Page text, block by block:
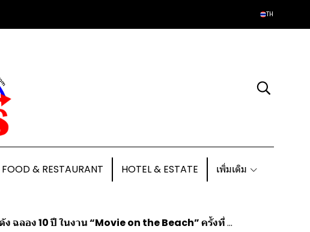
TH
FOOD & RESTAURANT HOTEL & ESTATE เพิ่มเติม
ลอง 10 ปี ในงาน “Movie on the Beach” ครั้งที่ 10